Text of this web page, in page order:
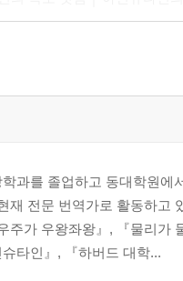
지 말씀해주실 수 있으세
선 │ 쌍곡선 작도 │ 벡터에
mc2 │ 핵융합과 핵분열
과를 졸업하고 동대학원
재 전문 번역가로 활동하고
주가 우왕좌왕』, 『물리가
슈타인』, 『하버드 대학...